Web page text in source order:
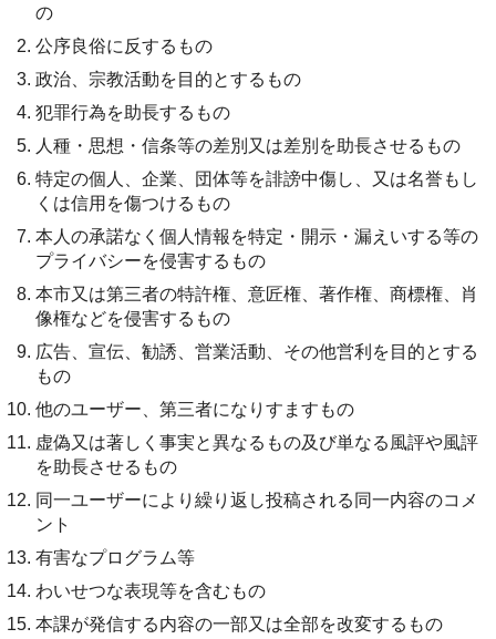
の
公序良俗に反するもの
政治、宗教活動を目的とするもの
犯罪行為を助長するもの
人種・思想・信条等の差別又は差別を助長させるもの
特定の個人、企業、団体等を誹謗中傷し、又は名誉もし
くは信用を傷つけるもの
本人の承諾なく個人情報を特定・開示・漏えいする等の
プライバシーを侵害するもの
本市又は第三者の特許権、意匠権、著作権、商標権、肖
像権などを侵害するもの
広告、宣伝、勧誘、営業活動、その他営利を目的とする
もの
他のユーザー、第三者になりすますもの
虚偽又は著しく事実と異なるもの及び単なる風評や風評
を助長させるもの
同一ユーザーにより繰り返し投稿される同一内容のコメ
ント
有害なプログラム等
わいせつな表現等を含むもの
本課が発信する内容の一部又は全部を改変するもの